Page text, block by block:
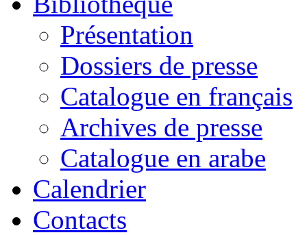
Présentation
Dossiers de presse
Catalogue en français
Archives de presse
Catalogue en arabe
Calendrier
Contacts